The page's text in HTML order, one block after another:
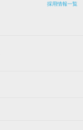
採用情報一覧